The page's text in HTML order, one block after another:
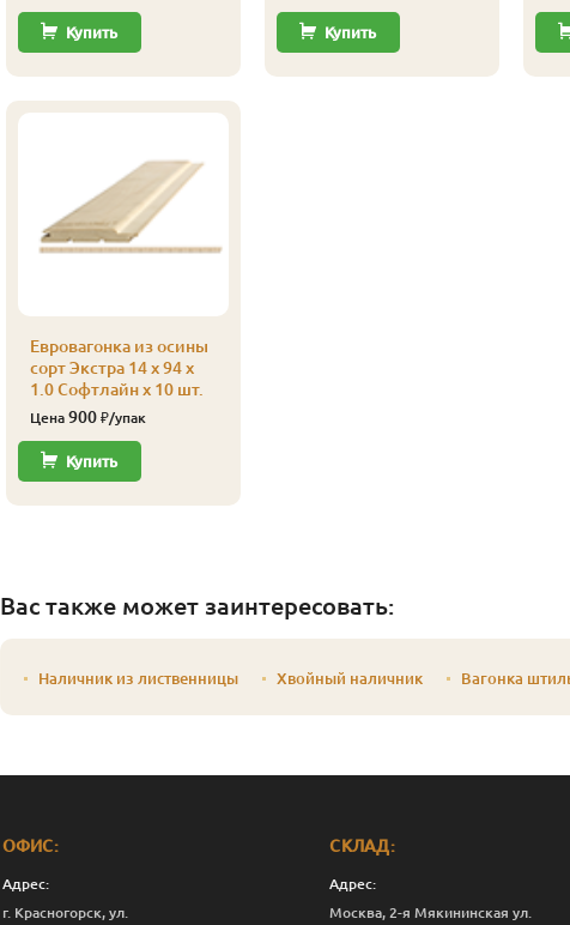
Купить
Евровагонка из осины
сорт Экстра 14 x 94 x
1.0 Софтлайн x 10 шт.
Цена 900₽/упак
Купить
Купить
Вас также может заинтересовать:
Наличник из лиственницы Хвойный наличник Вагонка
ОФИС:
Адрес:
г. Красногорск, ул.
СКЛАД:
Адрес:
Москва, 2-я Мякининская ул.